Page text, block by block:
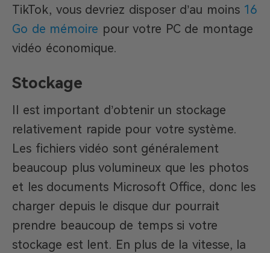
TikTok, vous devriez disposer d’au moins 16
Go de mémoire pour votre PC de montage
vidéo économique.
Stockage
Il est important d’obtenir un stockage
relativement rapide pour votre système.
Les fichiers vidéo sont généralement
beaucoup plus volumineux que les photos
et les documents Microsoft Office, donc les
charger depuis le disque dur pourrait
prendre beaucoup de temps si votre
stockage est lent. En plus de la vitesse, la